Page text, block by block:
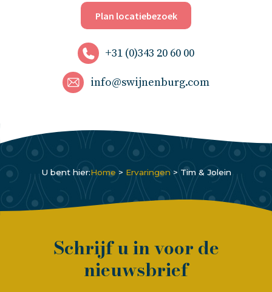
Plan locatiebezoek
+31 (0)343 20 60 00
info@swijnenburg.com
U bent hier:Home > Ervaringen > Tim & Jolein
Schrijf u in voor de
nieuwsbrief